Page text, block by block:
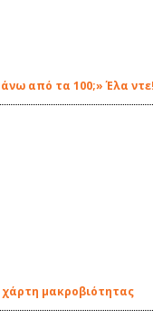
από τα 100;» Έλα
μακροβιότητας